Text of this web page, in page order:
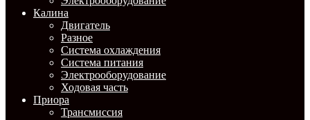
Калина
Двигатель
Разное
Система охлаждения
Система питания
Электрооборудование
Ходовая часть
Приора
Трансмиссия